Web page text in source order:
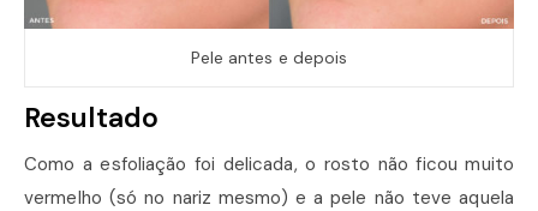
Pele antes e depois
Resultado
Como a esfoliação foi delicada, o rosto não ficou muito
vermelho (só no nariz mesmo) e a pele não teve aquela